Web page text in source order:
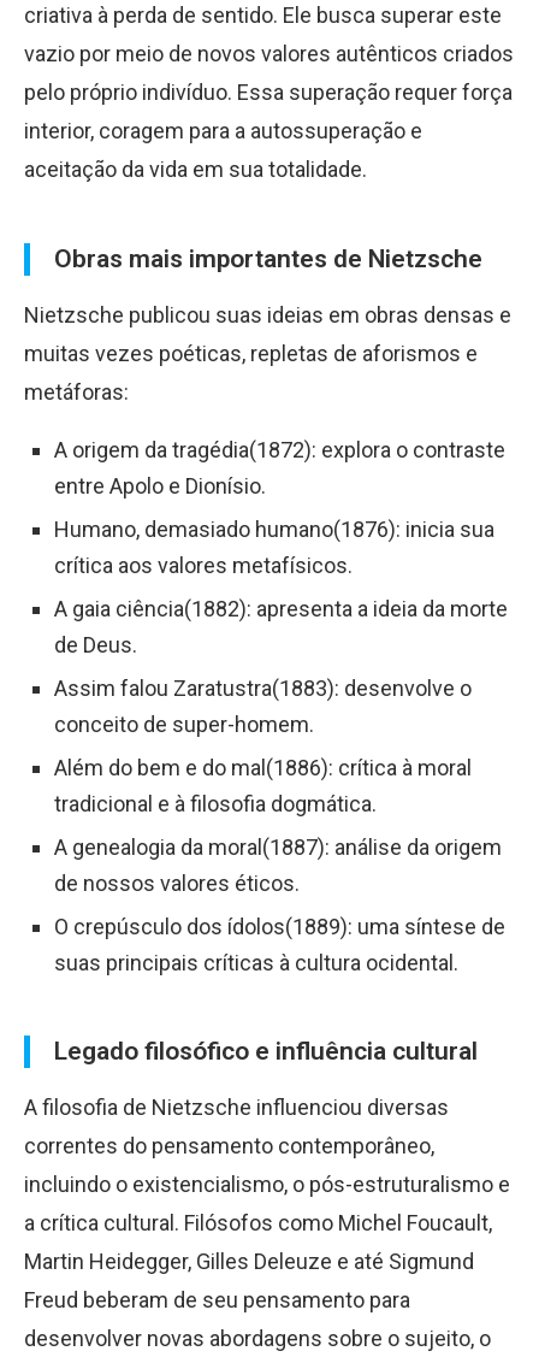
criativa à perda de sentido. Ele busca superar este
vazio por meio de novos valores autênticos criados
pelo próprio indivíduo. Essa superação requer força
interior, coragem para a autossuperação e
aceitação da vida em sua totalidade.
Obras mais importantes de Nietzsche
Nietzsche publicou suas ideias em obras densas e
muitas vezes poéticas, repletas de aforismos e
metáforas:
A origem da tragédia(1872): explora o contraste
entre Apolo e Dionísio.
Humano, demasiado humano(1876): inicia sua
crítica aos valores metafísicos.
A gaia ciência(1882): apresenta a ideia da morte
de Deus.
Assim falou Zaratustra(1883): desenvolve o
conceito de super-homem.
Além do bem e do mal(1886): crítica à moral
tradicional e à filosofia dogmática.
A genealogia da moral(1887): análise da origem
de nossos valores éticos.
O crepúsculo dos ídolos(1889): uma síntese de
suas principais críticas à cultura ocidental.
Legado filosófico e influência cultural
A filosofia de Nietzsche influenciou diversas
correntes do pensamento contemporâneo,
incluindo o existencialismo, o pós-estruturalismo e
a crítica cultural. Filósofos como Michel Foucault,
Martin Heidegger, Gilles Deleuze e até Sigmund
Freud beberam de seu pensamento para
desenvolver novas abordagens sobre o sujeito, o